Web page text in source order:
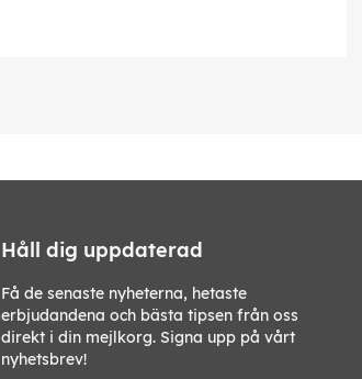
Håll dig uppdaterad
Få de senaste nyheterna, hetaste
erbjudandena och bästa tipsen från oss
direkt i din mejlkorg. Signa upp på vårt
nyhetsbrev!